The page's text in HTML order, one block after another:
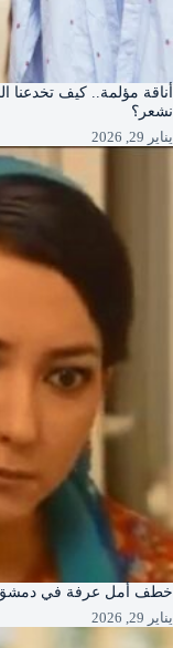
أناقة مؤلمة.. كيف تخدعنا
نشعر؟
يناير 29, 2026
خطف أمل عرفة في
يناير 29, 2026